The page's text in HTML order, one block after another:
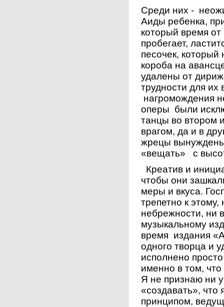
Среди них -
Аиды ребенка,
который время
пробегает,
песочек,
короба на
удалены от
трудности для
нагромождения
оперы были
танцы во втором
врагом, да и в
жрецы
«вещать» с
Креатив и
чтобы они
меры и вкуса.
трепетно к
небрежности, ни
музыкальному
время издания
одного творца и
исполнено
именно в том, что
Я не признаю ни
«создавать», что
принципом,